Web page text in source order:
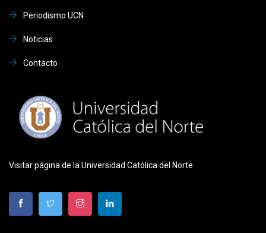
Periodismo UCN
Noticias
Contacto
Visitar página de la Universidad Católica del Norte